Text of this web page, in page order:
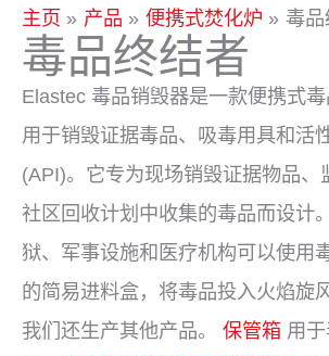
主页 产品 便携式焚化炉 毒
毒品终结者
Elastec 毒品销毁器是一款便携式毒
用于销毁证据毒品、吸毒用具和活
(API)。它专为现场销毁证据物品、
社区回收计划中收集的毒品而设计
狱、军事设施和医疗机构可​​以使用
的简易进料盒，将毒品投入火焰旋
我们还生产其他产品。 保管箱 用